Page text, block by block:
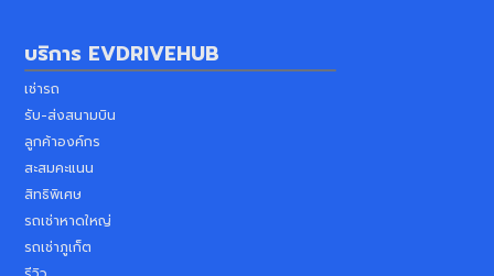
บริการ EVDRIVEHUB
เช่ารถ
รับ-ส่งสนามบิน
ลูกค้าองค์กร
สะสมคะแนน
สิทธิพิเศษ
รถเช่าหาดใหญ่
รถเช่าภูเก็ต